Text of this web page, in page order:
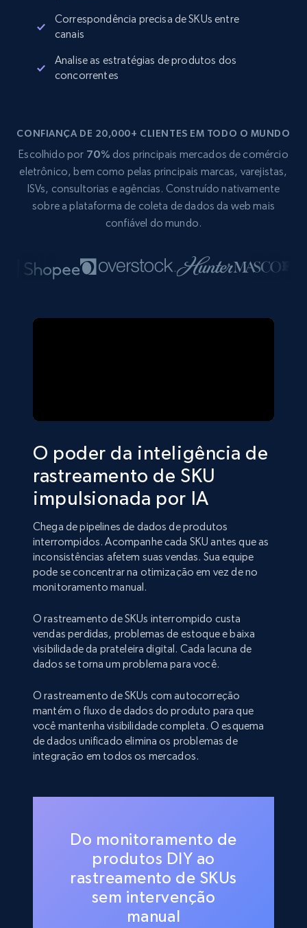
Correspondência precisa de SKUs entre
canais
Analise as estratégias de produtos dos
concorrentes
CONFIANÇA DE 20,000+ CLIENTES EM TODO O MUNDO
Escolhido por 70% dos principais mercados de comércio
eletrônico, bem como pelas principais marcas, varejistas,
ISVs, consultorias e agências. Construído nativamente
sobre a plataforma de coleta de dados da web mais
confiável do mundo.
O poder da inteligência de
rastreamento de SKU
impulsionada por IA
Chega de pipelines de dados de produtos
interrompidos. Acompanhe cada SKU antes que as
inconsistências afetem suas vendas. Sua equipe
pode se concentrar na otimização em vez de no
monitoramento manual.
O rastreamento de SKUs interrompido custa
vendas perdidas, problemas de estoque e baixa
visibilidade da prateleira digital. Cada lacuna de
dados se torna um problema para você.
O rastreamento de SKUs com autocorreção
mantém o fluxo de dados do produto para que
você mantenha visibilidade completa. O esquema
de dados unificado elimina os problemas de
integração em todos os mercados.
Do monitoramento de
produtos DIY ao
rastreamento de SKUs
sem intervenção
manual